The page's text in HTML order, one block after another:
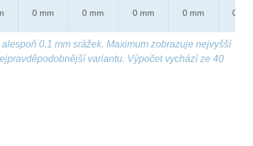
0 mm 0 mm 0 mm 0 mm 0 mm
0,1 mm srážek. Maximum zobrazuje nejvyšší
variantu. Výpočet vychází ze 40